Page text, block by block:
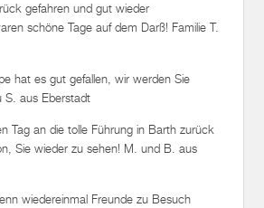
gefahren und gut wieder
schöne Tage auf dem Darß! Familie T.
hat es gut gefallen, wir werden Sie
S. aus Eberstadt
Tag an die tolle Führung in Barth zurück
Sie wieder zu sehen! M. und B. aus
wiedereinmal Freunde zu Besuch